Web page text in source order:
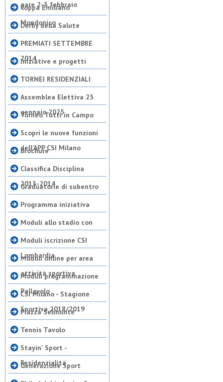
gare 2-3 febbraio
Coppa Emiliano
Mondonico
Derby della Salute
PREMIATI SETTEMBRE
2014
Iniziative e progetti
TORNEI RESIDENZIALI
Assemblea Elettiva 25
gennaio 2025
Torneo Tutti in Campo
Scopri le nuove funzioni
dell'APP CSI Milano
Brochure
Classifica Disciplina
2013-2014
Graduatorie di subentro
Programma iniziativa
Moduli allo stadio con
Moduli iscrizione CSI
Lombardia
Moduli online per area
attività sportiva
Moduli programmazione
Pallavolo
CSI Milano - Stagione
Sportiva 2018/2019
Piazza Selinunte
Tennis Tavolo
Stayin' Sport -
Residenzialità
Generazione Sport